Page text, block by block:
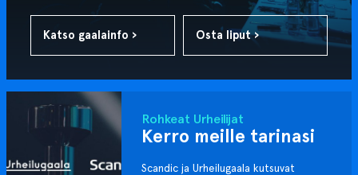
Katso gaalainfo › Osta liput ›
Rohkeat Urheilijat
Kerro meille tarinasi
Scandic ja Urheilugaala kutsuvat